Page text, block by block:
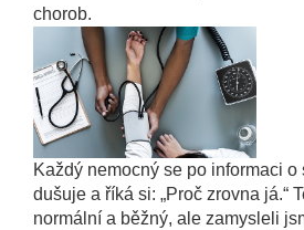
chorob.
Každý nemocný se po informaci o
dušuje a říká si: „Proč zrovna já.“
normální a běžný, ale zamysleli